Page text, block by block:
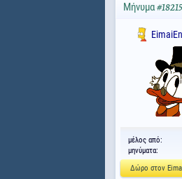
Μήνυμα
μέλος από:
μηνύματα:
Δώρο στον